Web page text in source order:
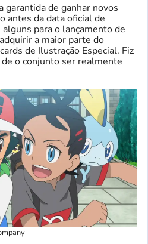
garantida de ganhar novos
antes da data oficial de
para o lançamento de
a maior parte do
de Ilustração Especial. Fiz
o conjunto ser realmente